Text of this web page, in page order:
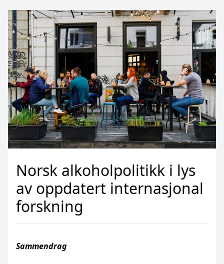
Norsk alkoholpolitikk i lys
av oppdatert internasjonal
forskning
Sammendrag